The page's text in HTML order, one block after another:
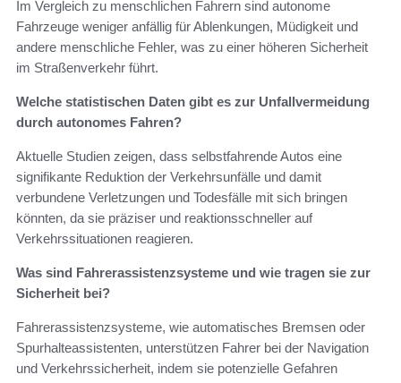
Im Vergleich zu menschlichen Fahrern sind autonome
Fahrzeuge weniger anfällig für Ablenkungen, Müdigkeit und
andere menschliche Fehler, was zu einer höheren Sicherheit
im Straßenverkehr führt.
Welche statistischen Daten gibt es zur Unfallvermeidung
durch autonomes Fahren?
Aktuelle Studien zeigen, dass selbstfahrende Autos eine
signifikante Reduktion der Verkehrsunfälle und damit
verbundene Verletzungen und Todesfälle mit sich bringen
könnten, da sie präziser und reaktionsschneller auf
Verkehrssituationen reagieren.
Was sind Fahrerassistenzsysteme und wie tragen sie zur
Sicherheit bei?
Fahrerassistenzsysteme, wie automatisches Bremsen oder
Spurhalteassistenten, unterstützen Fahrer bei der Navigation
und Verkehrssicherheit, indem sie potenzielle Gefahren